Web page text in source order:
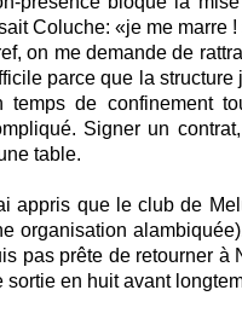
Coluche: «je me marre !
on me demande de
parce que la
temps de confinement
Signer un
table.
appris que le club de
organisation
pas prête de retourner à
sortie en huit avant